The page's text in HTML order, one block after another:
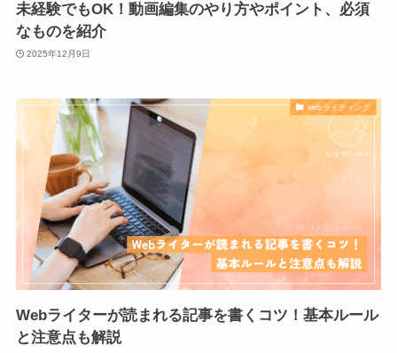
未経験でもOK！動画編集のやり方やポイント、必須
なものを紹介
2025年12月9日
webライティング
Webライターが読まれる記事を書くコツ！基本ルール
と注意点も解説